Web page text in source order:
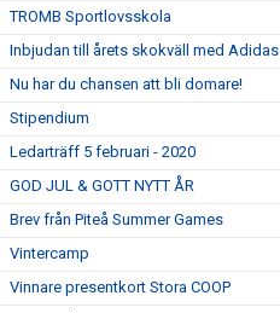
TROMB Sportlovsskola
Inbjudan till årets skokväll med Adidas
Nu har du chansen att bli domare!
Stipendium
Ledarträff 5 februari - 2020
GOD JUL & GOTT NYTT ÅR
Brev från Piteå Summer Games
Vintercamp
Vinnare presentkort Stora COOP